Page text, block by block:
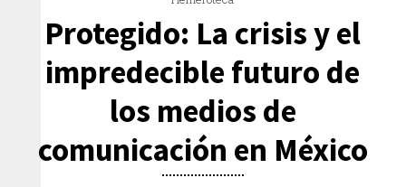
Protegido: La crisis y el
impredecible futuro de
los medios de
comunicación en México